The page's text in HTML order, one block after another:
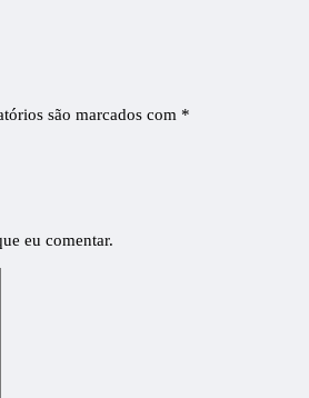
são marcados com *
eu comentar.